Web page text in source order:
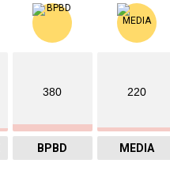
380
BPBD
220
MEDIA